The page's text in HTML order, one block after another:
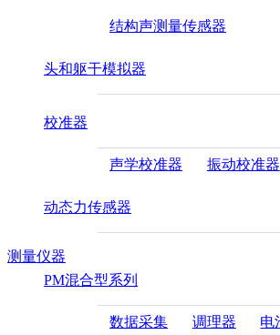
结构声测量传感器
头和躯干模拟器
校准器
声学校准器 振动校准器
动态力传感器
测量仪器
PM混合型系列
数据采集 调理器 电